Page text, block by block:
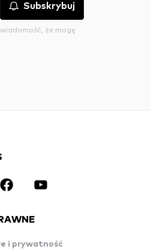
Subskrybuj
że mogę
i prywatność